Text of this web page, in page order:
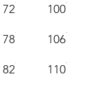
72 100
78 106
82 110